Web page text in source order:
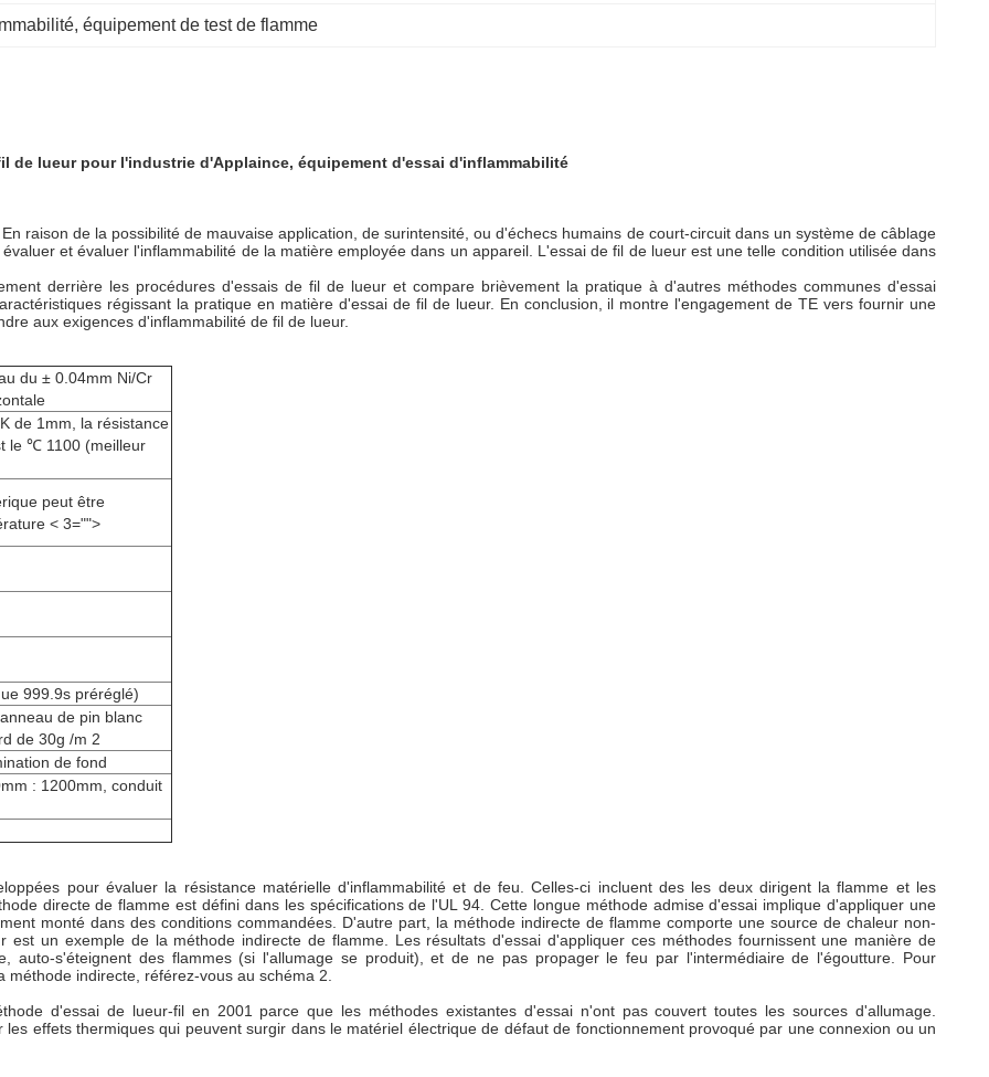
, équipement de test de flamme
de lueur pour l'industrie d'Applaince, équipement d'essai d'inflammabilité
raison de la possibilité de mauvaise application, de surintensité, ou d'échecs humains de court-circuit dans un système de câblage
et évaluer l'inflammabilité de la matière employée dans un appareil. L'essai de fil de lueur est une telle condition utilisée dans
derrière les procédures d'essais de fil de lueur et compare brièvement la pratique à d'autres méthodes communes d'essai
régissant la pratique en matière d'essai de fil de lueur. En conclusion, il montre l'engagement de TE vers fournir une
aux exigences d'inflammabilité de fil de lueur.
du ± 0.04mm Ni/Cr
de 1mm, la résistance
le ℃ 1100 (meilleur
peut être
< 3="">
999.9s préréglé)
de pin blanc
de 30g /m 2
de fond
: 1200mm, conduit
pour évaluer la résistance matérielle d'inflammabilité et de feu. Celles-ci incluent des les deux dirigent la flamme et les
directe de flamme est défini dans les spécifications de l'UL 94. Cette longue méthode admise d'essai implique d'appliquer une
monté dans des conditions commandées. D'autre part, la méthode indirecte de flamme comporte une source de chaleur non-
un exemple de la méthode indirecte de flamme. Les résultats d'essai d'appliquer ces méthodes fournissent une manière de
auto-s'éteignent des flammes (si l'allumage se produit), et de ne pas propager le feu par l'intermédiaire de l'égoutture. Pour
indirecte, référez-vous au schéma 2.
d'essai de lueur-fil en 2001 parce que les méthodes existantes d'essai n'ont pas couvert toutes les sources d'allumage.
effets thermiques qui peuvent surgir dans le matériel électrique de défaut de fonctionnement provoqué par une connexion ou un